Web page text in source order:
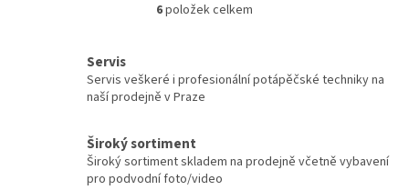
O
d
a
p
r
6položek celkem
Servis
Servis veškeré i profesionální potápěčské techniky na
naší prodejně v Praze
Široký sortiment
Široký sortiment skladem na prodejně včetně vybavení
pro podvodní foto/video